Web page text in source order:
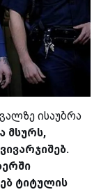
ისაუბრა
მსურს,
ტიტულის